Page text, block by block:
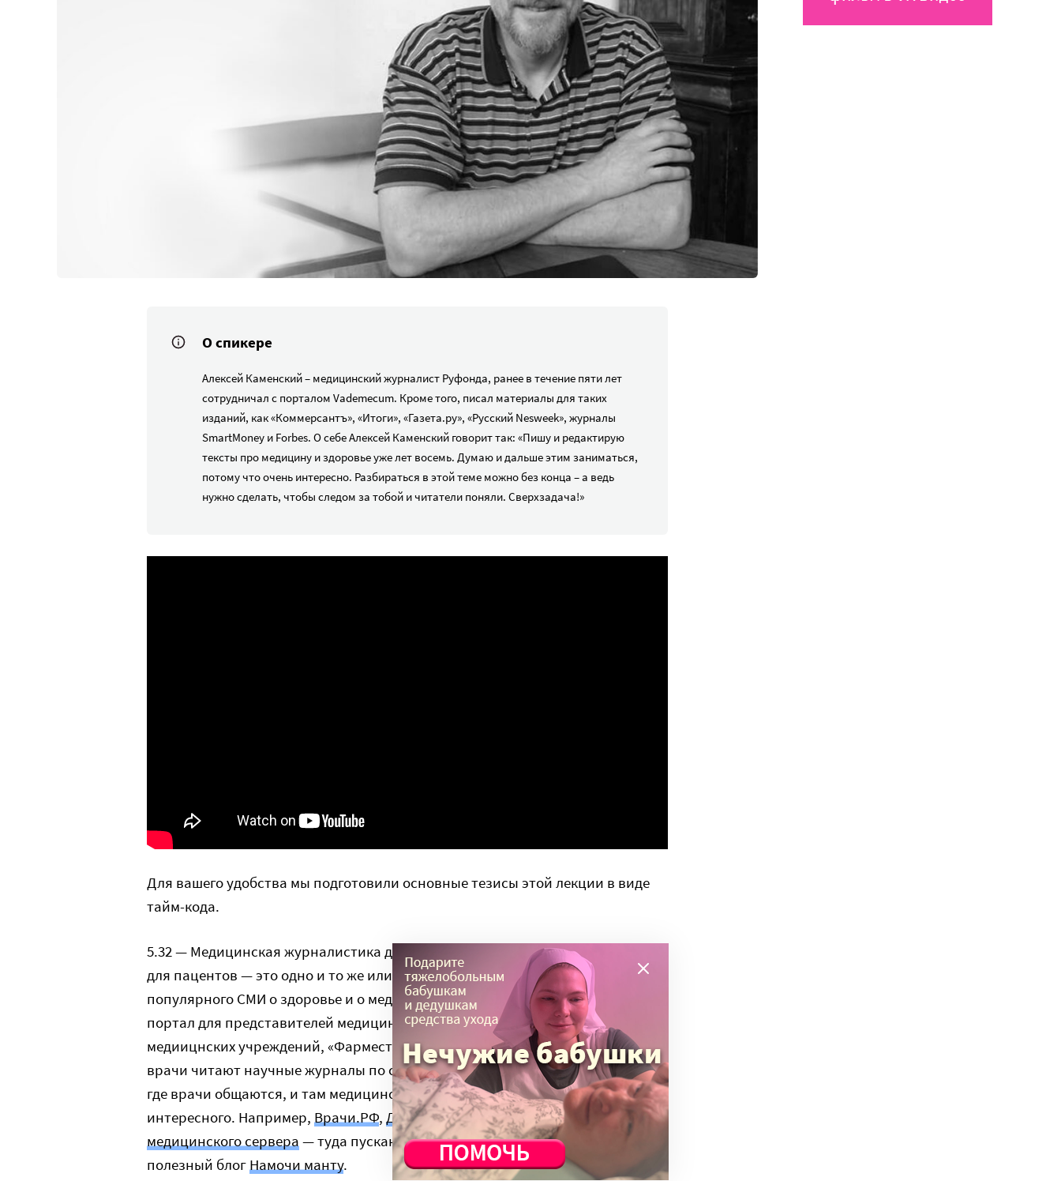
О спикере
Алексей Каменский – медицинский журналист Руфонда, ранее в течение пяти лет
сотрудничал с порталом Vademecum. Кроме того, писал материалы для таких
изданий, как «Коммерсантъ», «Итоги», «Газета.ру», «Русский Nesweek», журналы
SmartMoney и Forbes. О себе Алексей Каменский говорит так: «Пишу и редактирую
тексты про медицину и здоровье уже лет восемь. Думаю и дальше этим заниматься,
потому что очень интересно. Разбираться в этой теме можно без конца – а ведь
нужно сделать, чтобы следом за тобой и читатели поняли. Сверхзадача!»
Для вашего удобства мы подготовили основные тезисы этой лекции в виде
тайм-кода.
5.32 — Медицинская журналистика для врачей и медицинская журналистика
для пацентов — это одно и то же или разное? В России нет современного
популярного СМИ о здоровье и о медицине. Портал
Vademecum— нишевой
портал для представителей медицинского бизнеса и руководителей
медиицнских учреждений, «Фарместник» и «Ремедиум»- для фармацевтов, а
врачи читают научные журналы по своей специализации. Но есть площадки,
где врачи общаются, и там медицинский журналист может узнать много
интересного. Например, Врачи.РФ, Доктор на работе, иФорум русского
медицинского сервера— туда пускают и не врачей. Для пациентов есть
полезный блогНамочи манту.